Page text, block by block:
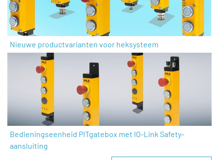
Nieuwe productvarianten voor heksysteem
Bedieningseenheid PITgatebox met IO-Link Safety-
aansluiting